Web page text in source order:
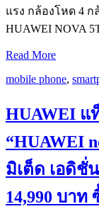
แรง กล้องโหด 4 กล้
HUAWEI NOVA
Read More
mobile phone,
HUAWEI แ
“HUAWEI
มิเต็ด เอดิชั่
14,990 บา